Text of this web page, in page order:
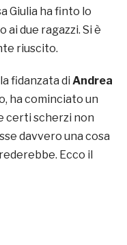
Giulia ha finto lo
due ragazzi. Si è
riuscito.
fidanzata di Andrea
ha cominciato un
certi scherzi non
davvero una cosa
Ecco il